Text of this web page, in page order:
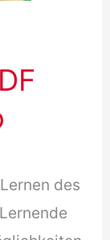
des